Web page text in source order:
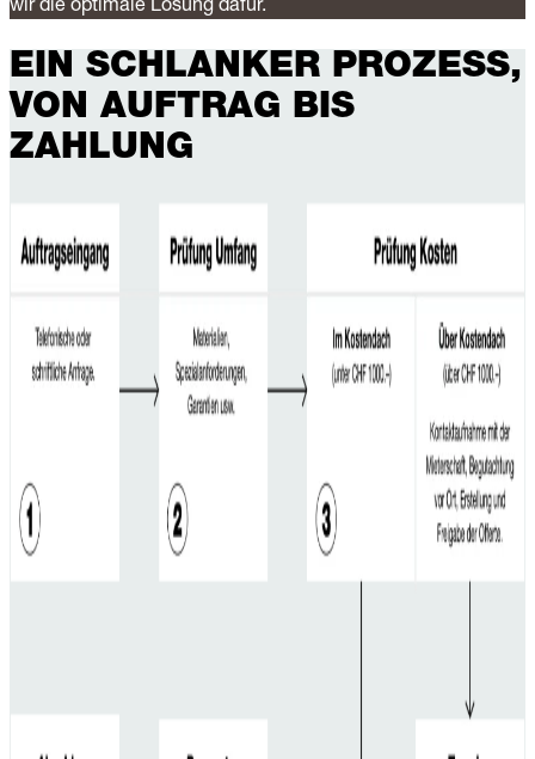
wir die optimale Lösung dafür.
EIN SCHLANKER PROZESS,
VON AUFTRAG BIS
ZAHLUNG